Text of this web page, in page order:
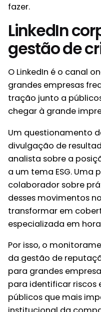
fazer.
LinkedIn
gestão de
O LinkedIn é o canal
grandes empresas
tração junto a
chegar à grande
Um questionamento
divulgação de
analista sobre a
a um tema ESG. Uma
colaborador sobre
desses movimentos
transformar em
especializada em
Por isso, o
da gestão de
para grandes
para identificar riscos
públicos que mais